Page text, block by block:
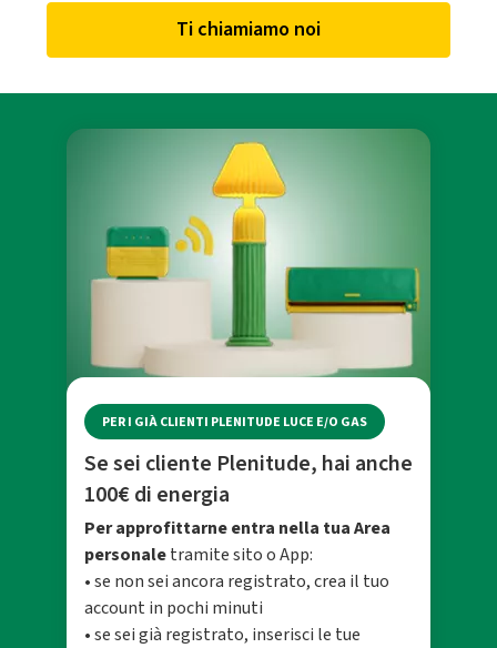
Ti chiamiamo noi
PER I GIÀ CLIENTI PLENITUDE LUCE E/O GAS
Se sei cliente Plenitude, hai anche
100€ di energia
Per approfittarne entra nella tua Area
personaletramite sito o App:
• se non sei ancora registrato, crea il tuo
account in pochi minuti
• se sei già registrato, inserisci le tue